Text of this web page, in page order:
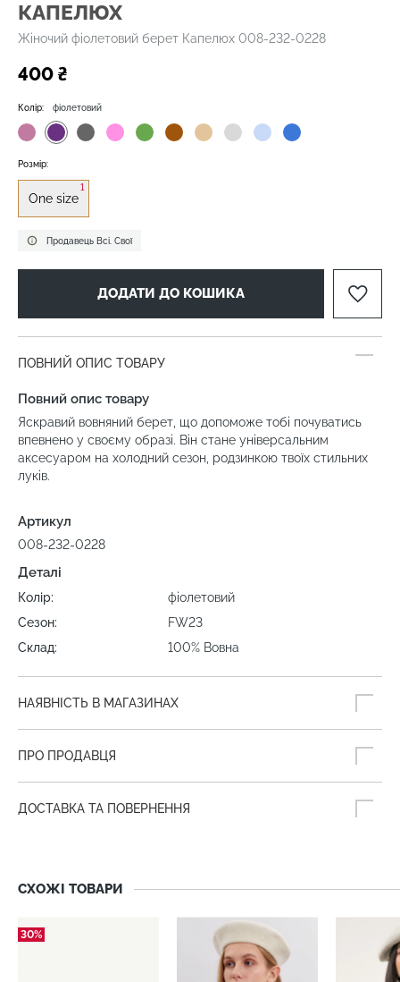
КАПЕЛЮХ
Жіночий фіолетовий берет Капелюх 008-232-0228
400 ₴
Продавець Всі. Свої
Колір: фіолетовий
Розмір:
One size
1
ДОДАТИ ДО КОШИКА
ПОВНИЙ ОПИС ТОВАРУ
Повний опис товару
Яскравий вовняний берет, що допоможе тобі почуватись
впевнено у своєму образі. Він стане універсальним
аксесуаром на холодний сезон, родзинкою твоїх стильних
луків.
Артикул
008-232-0228
Деталі
Колір:
фіолетовий
Сезон:
FW23
Склад:
100% Вовна
НАЯВНІСТЬ В МАГАЗИНАХ
ПРО ПРОДАВЦЯ
ДОСТАВКА ТА ПОВЕРНЕННЯ
СХОЖІ ТОВАРИ
30%